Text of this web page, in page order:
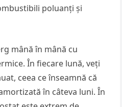
poluanți și
mână în mână cu
În fiecare lună, veți
ceea ce înseamnă că
în câteva luni. În